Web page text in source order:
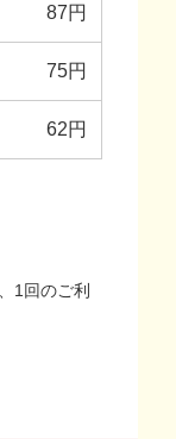
87円
75円
62円
1回のご利